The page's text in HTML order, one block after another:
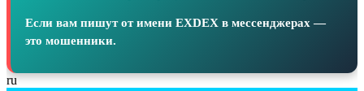
Если вам пишут от имени EXDEX в мессенджерах —
это мошенники.
ru